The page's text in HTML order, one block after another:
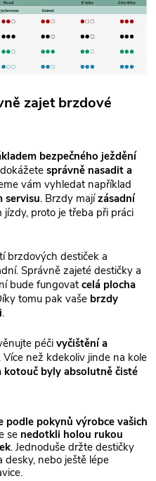
zajet brzdové
bezpečného ježdění
správně nasadit a
vám vyhledat například
servisu. Brzdy majízásadní
jízdy, proto je třeba při práci
brzdových destiček a
Správně zajeté destičky a
bude fungovat celá plocha
tomu pak vaše brzdy
.
péči vyčištění a
. Více než kdekoliv jinde na kole
kotouč byly absolutně čisté
podle pokynů výrobce vašich
se nedotkli holou rukou
. Jednoduše držte destičky
nebo ještě lépe